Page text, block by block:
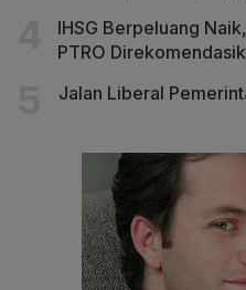
IHSG Berpeluang
PTRO
Jalan Liberal